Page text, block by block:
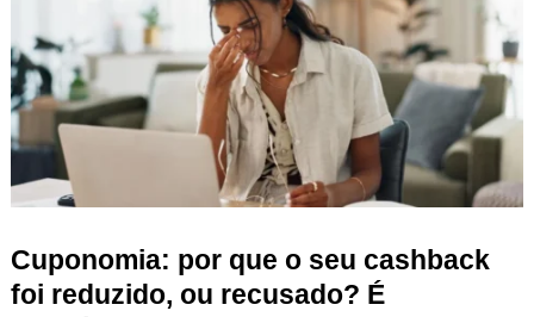
Cuponomia: por que o seu cashback
foi reduzido, ou recusado? É